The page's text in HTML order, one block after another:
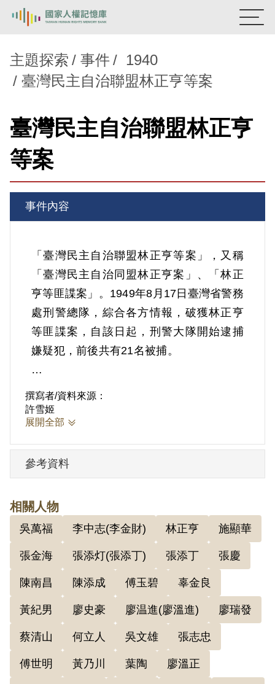
熱門關鍵字：陳孟和 李舜治 鹿窟事件
安康接待室
主題探索
背景知識
關於我們
意見信箱
主題探索 事件
1940
臺灣民主自治聯盟林正亨等案
臺灣民主自治聯盟林正亨
等案
事件內容
「臺灣民主自治聯盟林正亨等案」，又稱
「臺灣民主自治同盟林正亨案」、「林正
亨等匪諜案」。1949年8月17日臺灣省警務
處刑警總隊，綜合各方情報，破獲林正亨
等匪諜案，自該日起，刑警大隊開始逮捕
嫌疑犯，前後共有21名被捕。
這20人是：1、林正亨（25歲，臺中縣人，
本堂地產公司董事長，因參加中共外圍組
織臺灣民主自治聯盟，印製《和平文
獻》、《綜合文摘》等反動書刊，參加組
織會議）；2、傅世明（26歲，臺北市人，
灣民主自治聯盟，廣為吸收黨徒予以編
組，召開小組會議3次，散發大批反動書
刊）；3、陳南昌（26歲，臺北市人，業書
攤，接收閱讀傅世明散發的反動書刊，參
加組織及小組會議）；4、吳萬福（26歲，
臺北市人，蓬萊國民學校教員，罪名同
前）；5、施顯華（25 歲，臺北市人，中
山區公所戶籍幹事，罪名同前）；6、傅玉
碧（26歲，臺北市人，水利局防洪組設計
課工程員，罪名同前）；7、陳添成（26
撰寫者/資料來源：
許雪姬
展開全部
參考資料
相關人物
吳萬福 李中志(李金財) 林正亨 施顯華
張金海 張添灯(張添丁) 張添丁 張慶
陳南昌 陳添成 傅玉碧 辜金良
黃紀男 廖史豪 廖温進(廖溫進) 廖瑞發
蔡清山 何立人 吳文雄 張志忠
傅世明 黃乃川 葉陶 廖溫正